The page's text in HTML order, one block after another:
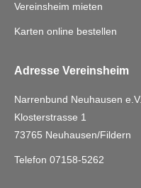
Vereinsheim mieten
Karten online bestellen
Adresse Vereinsheim
Narrenbund Neuhausen e.V.
Klosterstrasse 1
73765 Neuhausen/Fildern
Telefon 07158-5262